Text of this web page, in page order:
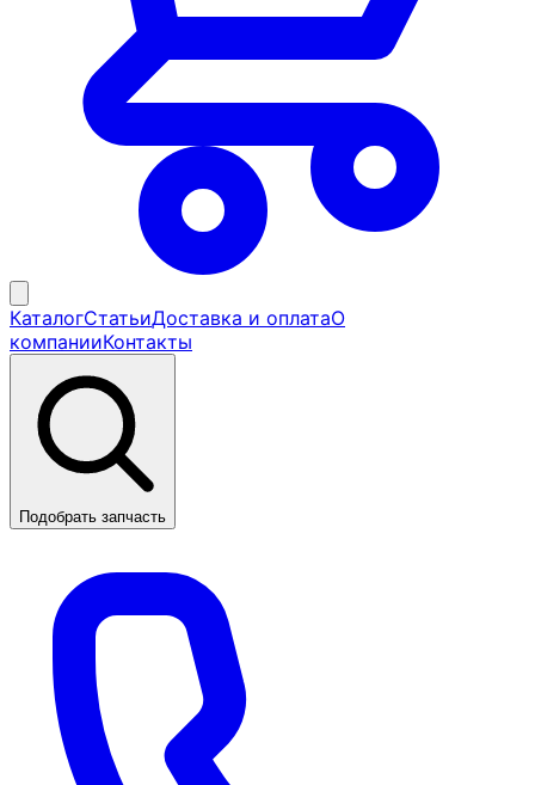
КаталогСтатьиДоставка и оплатаО
компанииКонтакты
Подобрать запчасть